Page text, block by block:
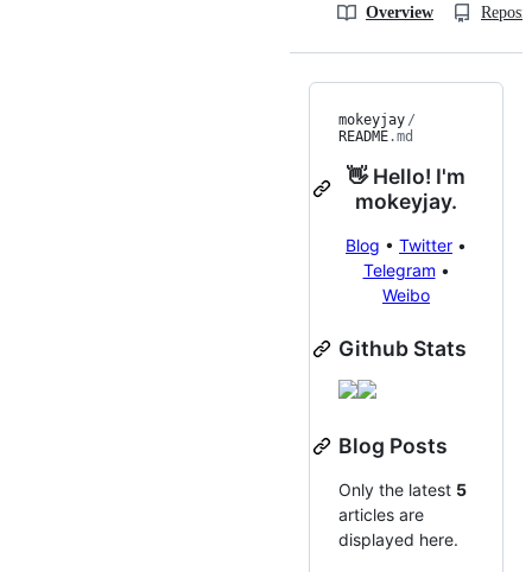
Overview
mokeyjay /
README.md
👋 Hello! I'm
mokeyjay.
Blog • Twitter •
Telegram •
Weibo
Github Stats
Blog Posts
Only the latest 5
articles are
displayed here.